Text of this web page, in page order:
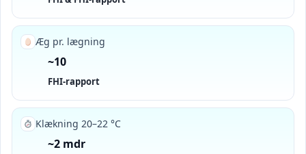
Æg pr. lægning
~10
FHI-rapport
Klækning 20–22 °C
~2 mdr